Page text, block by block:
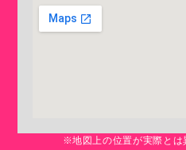
※地図上の位置が実際とは